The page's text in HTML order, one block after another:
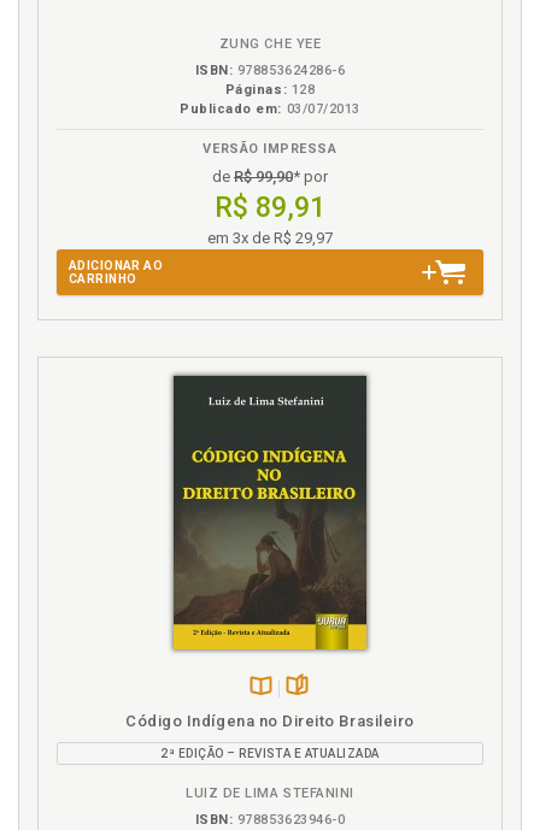
ZUNG CHE YEE
ISBN: 978853624286-6
Páginas: 128
Publicado em: 03/07/2013
VERSÃO IMPRESSA
de R$ 99,90* por
R$ 89,91
em 3x de R$ 29,97
ADICIONAR AO
CARRINHO
B.V.
Código Indígena no Direito Brasileiro
2ª EDIÇÃO – REVISTA E ATUALIZADA
LUIZ DE LIMA STEFANINI
ISBN: 978853623946-0